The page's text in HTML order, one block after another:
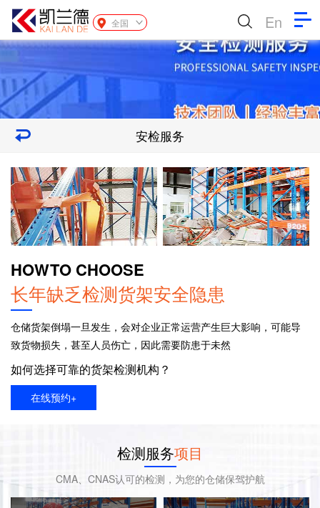
全国 En
安检服务
HOWTO CHOOSE
长年缺乏检测货架安全隐患
仓储货架倒塌一旦发生，会对企业正常运营产生巨大影响，可能导
致货物损失，甚至人员伤亡，因此需要防患于未然
如何选择可靠的货架检测机构？
在线预约+
检测服务项目
CMA、CNAS认可的检测，为您的仓储保驾护航